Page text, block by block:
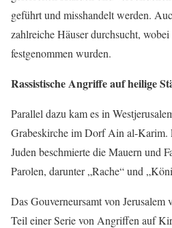
geführt und misshandelt werden.
zahlreiche Häuser durchsucht, wobei
festgenommen wurden.
Rassistische Angriffe auf heilige
Parallel dazu kam es in
Grabeskirche im Dorf Ain al-Karim.
Juden beschmierte die Mauern und
Parolen, darunter „Rache“ und
Das Gouverneursamt von
Teil einer Serie von Angriffen auf